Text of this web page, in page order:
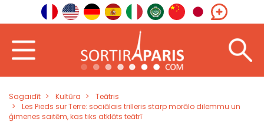
Sagaidīt Kultūra
Teātris
Les Pieds sur Terre: sociālais trilleris starp morālo dilemmu un
ģimenes saitēm, kas tiks atklāts teātrī